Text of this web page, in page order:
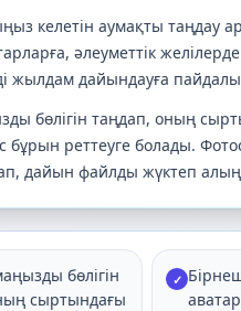
келетін аумақты таңдау
әлеуметтік
жылдам дайындауға
бөлігін таңдап, оның
бұрын реттеуге болады.
дайын файлды жүктеп
бөлігін
сыртындағы
✓